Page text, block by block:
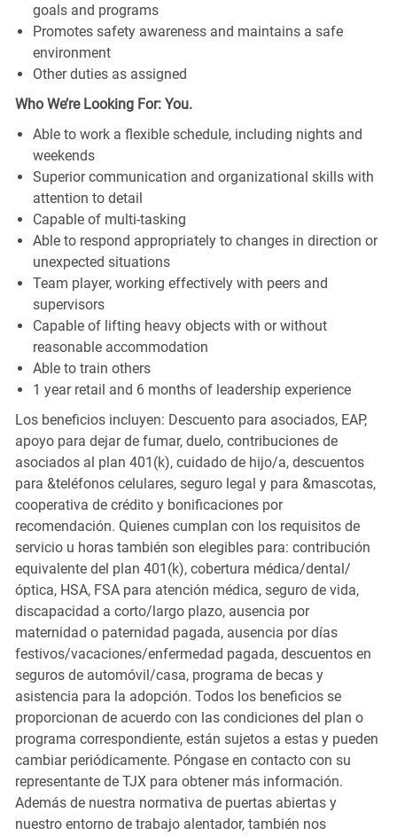
goals and programs
Promotes safety awareness and maintains a safe
environment
Other duties as assigned
Who We’re Looking For: You.
Able to work a flexible schedule, including nights and
weekends
Superior communication and organizational skills with
attention to detail
Capable of multi-tasking
Able to respond appropriately to changes in direction or
unexpected situations
Team player, working effectively with peers and
supervisors
Capable of lifting heavy objects with or without
reasonable accommodation
Able to train others
1 year retail and 6 months of leadership experience
Los beneficios incluyen: Descuento para asociados, EAP,
apoyo para dejar de fumar, duelo, contribuciones de
asociados al plan 401(k), cuidado de hijo/a, descuentos
para &teléfonos celulares, seguro legal y para &mascotas,
cooperativa de crédito y bonificaciones por
recomendación. Quienes cumplan con los requisitos de
servicio u horas también son elegibles para: contribución
equivalente del plan 401(k), cobertura médica/dental/
óptica, HSA, FSA para atención médica, seguro de vida,
discapacidad a corto/largo plazo, ausencia por
maternidad o paternidad pagada, ausencia por días
festivos/vacaciones/enfermedad pagada, descuentos en
seguros de automóvil/casa, programa de becas y
asistencia para la adopción. Todos los beneficios se
proporcionan de acuerdo con las condiciones del plan o
programa correspondiente, están sujetos a estas y pueden
cambiar periódicamente. Póngase en contacto con su
representante de TJX para obtener más información.
Además de nuestra normativa de puertas abiertas y
nuestro entorno de trabajo alentador, también nos